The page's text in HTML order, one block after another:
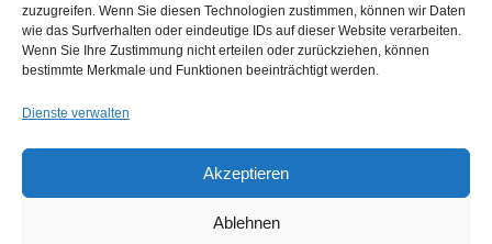
zuzugreifen. Wenn Sie diesen Technologien zustimmen, können wir Daten
wie das Surfverhalten oder eindeutige IDs auf dieser Website verarbeiten.
Wenn Sie Ihre Zustimmung nicht erteilen oder zurückziehen, können
bestimmte Merkmale und Funktionen beeinträchtigt werden.
Dienste verwalten
Akzeptieren
Ablehnen
Copyright © 2026 Institut für Jugendkulturforschung
Designed byWPZOOM